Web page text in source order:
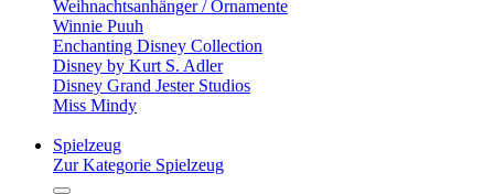
Weihnachtsanhänger / Ornamente
Winnie Puuh
Enchanting Disney Collection
Disney by Kurt S. Adler
Disney Grand Jester Studios
Miss Mindy
Spielzeug
Zur Kategorie Spielzeug